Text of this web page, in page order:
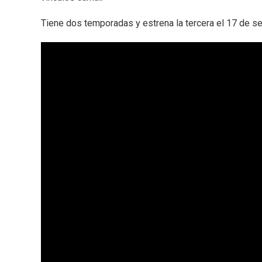
Tiene dos temporadas y estrena la tercera el 17 de